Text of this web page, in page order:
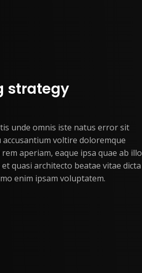
strategy
unde omnis iste natus error sit
voltire doloremque
aperiam, eaque ipsa quae ab illo
quasi architecto beatae vitae dicta
enim ipsam voluptatem.